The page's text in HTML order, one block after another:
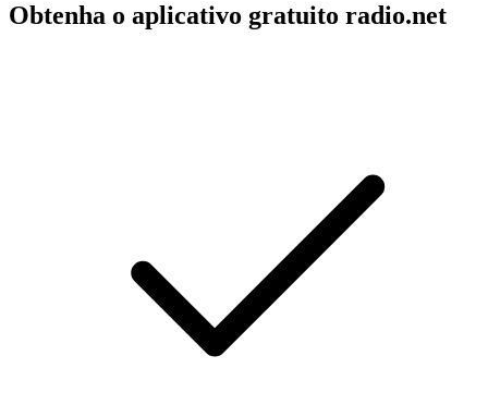
Obtenha o aplicativo gratuito radio.net